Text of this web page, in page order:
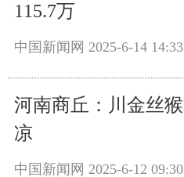
115.7万
中国新闻网 2025-6-14 14:33
河南商丘：川金丝
凉
中国新闻网 2025-6-12 09:30